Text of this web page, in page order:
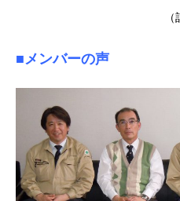
■メンバーの声